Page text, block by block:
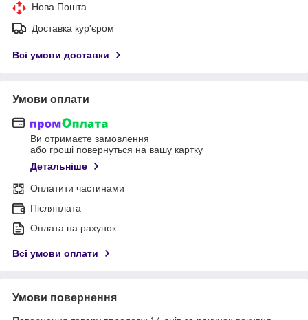
Нова Пошта
Доставка кур'єром
Всі умови доставки
Умови оплати
Ви отримаєте замовлення
або гроші повернуться на вашу картку
Детальніше
Оплатити частинами
Післяплата
Оплата на рахунок
Всі умови оплати
Умови повернення